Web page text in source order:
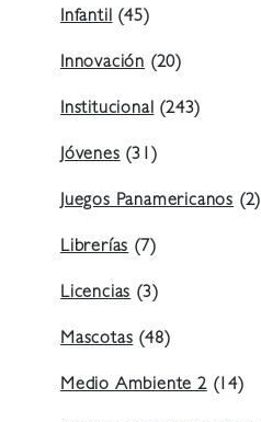
Infantil(45)
Innovación (20)
Institucional(243)
Jóvenes(31)
Juegos Panamericanos (2)
Librerías(7)
Licencias(3)
Mascotas(48)
Medio Ambiente 2(14)